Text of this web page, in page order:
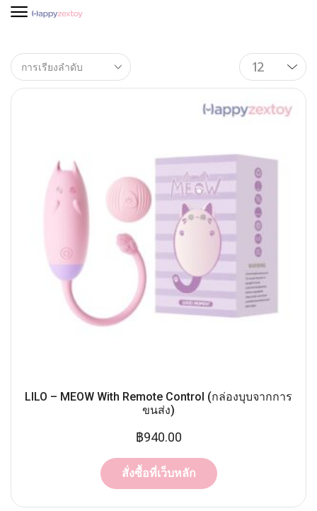
LILO – MEOW With Remote Control (กล่องบุบจากการ
ขนส่ง)
฿940.00
สั่งซื้อที่เว็บหลัก